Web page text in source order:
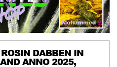
DABBEN IN
ANNO 2025,